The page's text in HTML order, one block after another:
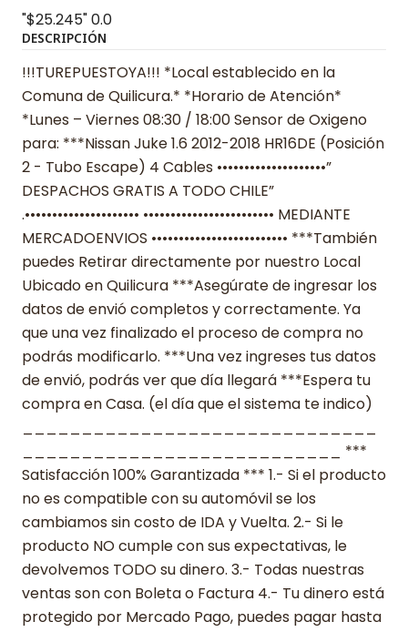
"$25.245"0.0
DESCRIPCIÓN
!!!TUREPUESTOYA!!! *Local establecido en la
Comuna de Quilicura.* *Horario de Atención*
*Lunes – Viernes 08:30 / 18:00 Sensor de Oxigeno
para: ***Nissan Juke 1.6 2012-2018 HR16DE (Posición
2 - Tubo Escape) 4 Cables ••••••••••••••••••••”
DESPACHOS GRATIS A TODO CHILE”
.••••••••••••••••••••• •••••••••••••••••••••••• MEDIANTE
MERCADOENVIOS ••••••••••••••••••••••••• ***También
puedes Retirar directamente por nuestro Local
Ubicado en Quilicura ***Asegúrate de ingresar los
datos de envió completos y correctamente. Ya
que una vez finalizado el proceso de compra no
podrás modificarlo. ***Una vez ingreses tus datos
de envió, podrás ver que día llegará ***Espera tu
compra en Casa. (el día que el sistema te indico)
___________________________ ***
Satisfacción 100% Garantizada *** 1.- Si el producto
no es compatible con su automóvil se los
cambiamos sin costo de IDA y Vuelta. 2.- Si le
producto NO cumple con sus expectativas, le
devolvemos TODO su dinero. 3.- Todas nuestras
ventas son con Boleta o Factura 4.- Tu dinero está
protegido por Mercado Pago, puedes pagar hasta